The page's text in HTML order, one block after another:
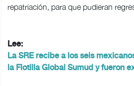
repatriación, para que pudieran
Lee:
La SRE recibe a los seis
la Flotilla Global Sumud y fueron